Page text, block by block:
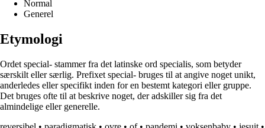
Normal
Generel
Etymologi
Ordet special- stammer fra det latinske ord specialis, som betyder
særskilt eller særlig. Prefixet special- bruges til at angive noget unikt,
anderledes eller specifikt inden for en bestemt kategori eller gruppe.
Det bruges ofte til at beskrive noget, der adskiller sig fra det
almindelige eller generelle.